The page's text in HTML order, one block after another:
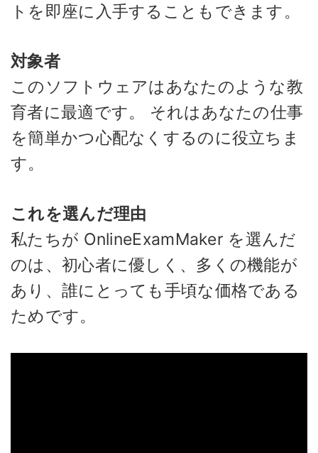
トを即座に入手することもできます。
対象者
このソフトウェアはあなたのような教
育者に最適です。 それはあなたの仕事
を簡単かつ心配なくするのに役立ちま
す。
これを選んだ理由
私たちが OnlineExamMaker を選んだ
のは、初心者に優しく、多くの機能が
あり、誰にとっても手頃な価格である
ためです。